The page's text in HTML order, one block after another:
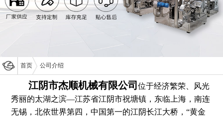
首页 公司介绍
江阴市杰顺机械有限公司位于经济繁荣、风光
秀丽的太湖之滨—江苏省江阴市祝塘镇，东临上海，南连
无锡，北依世界第四，中国第一的江阴长江大桥，“黄金